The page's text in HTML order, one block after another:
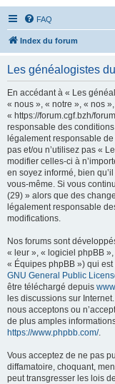
FAQ
Index du forum
Les généalogistes
En accédant à « Les
« nous », « notre », « nos
« https://forum.cgf.bzh/
responsable des conditions
légalement responsable
pas et/ou n’utilisez pas «
modifier celles-ci à
en soyez informé, bien
vous-même. Si vous
(29) » alors que des
légalement responsable
modifications.
Nos forums sont
« leur », « logiciel phpBB
« Équipes phpBB ») qui
GNU General Public
être téléchargé depuis
les discussions sur
nous acceptons ou
de plus amples
https://www.phpbb.com/.
Vous acceptez de ne pas
diffamatoire, choquant,
peut transgresser les lois